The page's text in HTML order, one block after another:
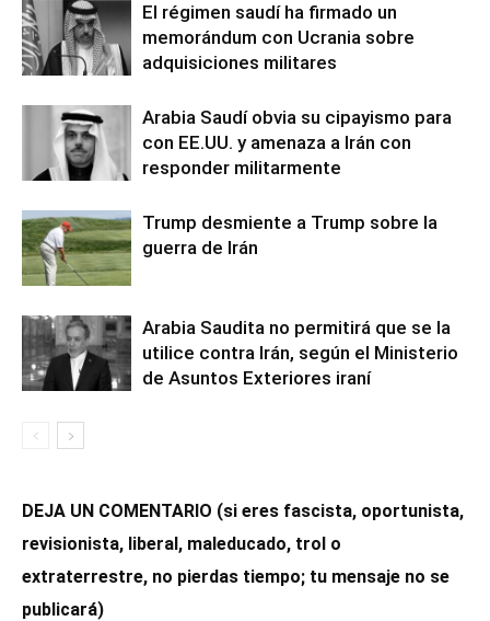
El régimen saudí ha firmado un
memorándum con Ucrania sobre
adquisiciones militares
Arabia Saudí obvia su cipayismo para
con EE.UU. y amenaza a Irán con
responder militarmente
Trump desmiente a Trump sobre la
guerra de Irán
Arabia Saudita no permitirá que se la
utilice contra Irán, según el Ministerio
de Asuntos Exteriores iraní
DEJA UN COMENTARIO (si eres fascista, oportunista,
revisionista, liberal, maleducado, trol o
extraterrestre, no pierdas tiempo; tu mensaje no se
publicará)